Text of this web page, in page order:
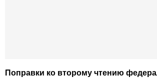
Поправки ко второму чтению